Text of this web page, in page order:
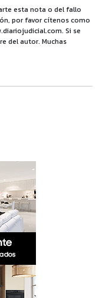
esta nota o del fallo
por favor cítenos como
Si se
del autor. Muchas